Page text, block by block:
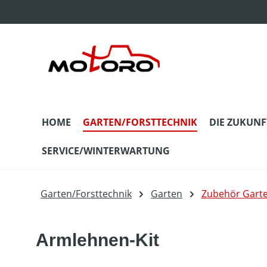
HOME GARTEN/FORSTTECHNIK DIE
SERVICE/WINTERWARTUNG
Garten/Forsttechnik Garten Zubehör
Armlehnen-Kit